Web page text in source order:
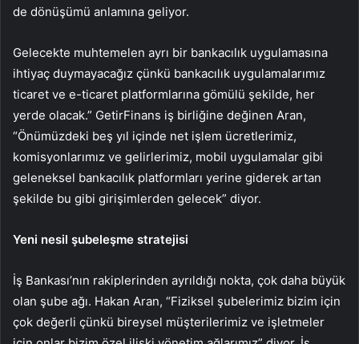
de dönüşümü anlamına geliyor.
Gelecekte muhtemelen ayrı bir bankacılık uygulamasına
ihtiyaç duymayacağız çünkü bankacılık uygulamalarımız
ticaret ve e-ticaret platformlarına gömülü şekilde, her
yerde olacak.” GetirFinans iş birliğine değinen Aran,
“Önümüzdeki beş yıl içinde net işlem ücretlerimiz,
komisyonlarımız ve gelirlerimiz, mobil uygulamalar gibi
geleneksel bankacılık platformları yerine giderek artan
şekilde bu gibi girişimlerden gelecek” diyor.
Yeni nesil şubeleşme stratejisi
İş Bankası’nın rakiplerinden ayrıldığı nokta, çok daha büyük
olan şube ağı. Hakan Aran, “Fiziksel şubelerimiz bizim için
çok değerli çünkü bireysel müşterilerimiz ve işletmeler